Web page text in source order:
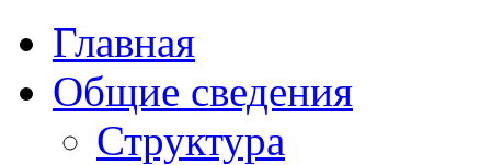
Главная
Общие сведения
Структура